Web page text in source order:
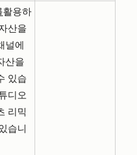
활용하
산을
널에
산을
있습
디오
리믹
습니